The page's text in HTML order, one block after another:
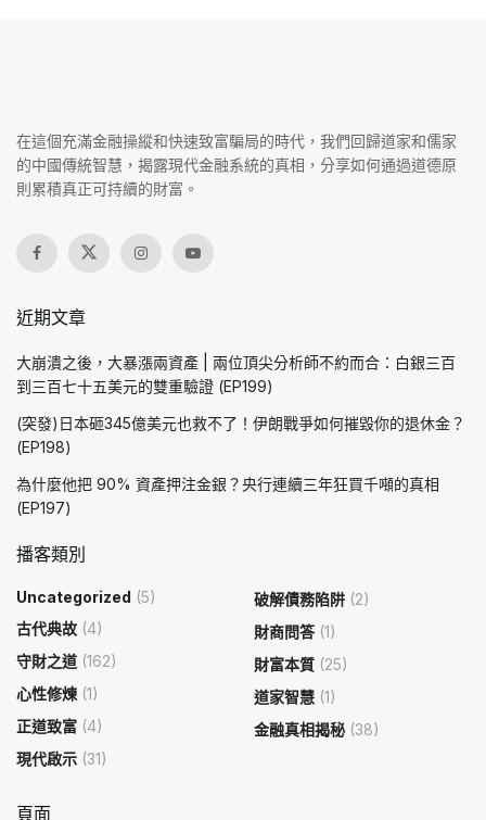
在這個充滿金融操縱和快速致富騙局的時代，我們回歸道家和儒家
的中國傳統智慧，揭露現代金融系統的真相，分享如何通過道德原
則累積真正可持續的財富。
近期文章
大崩潰之後，大暴漲兩資產 | 兩位頂尖分析師不約而合：白銀三百
到三百七十五美元的雙重驗證 (EP199)
(突發)日本砸345億美元也救不了！伊朗戰爭如何摧毀你的退休金？
(EP198)
為什麼他把 90% 資產押注金銀？央行連續三年狂買千噸的真相
(EP197)
播客類別
Uncategorized (5)
古代典故 (4)
守財之道 (162)
心性修煉 (1)
正道致富 (4)
現代啟示 (31)
破解債務陷阱 (2)
財商問答(1)
財富本質 (25)
道家智慧 (1)
金融真相揭秘 (38)
頁面